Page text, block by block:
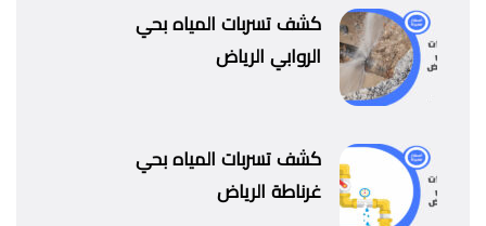
كشف تسربات المياه بحي
الروابي الرياض
كشف تسربات المياه بحي
غرناطة الرياض